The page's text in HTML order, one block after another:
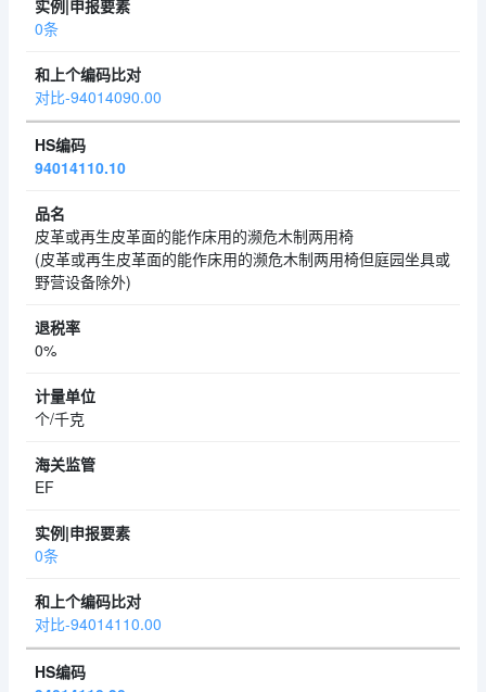
0条
对比-94014090.00
94014110.10
皮革或再生皮革面的能作床用的濒危木制两用椅
(皮革或再生皮革面的能作床用的濒危木制两用椅但庭园坐具或
野营设备除外)
0%
个/千克
EF
0条
对比-94014110.00